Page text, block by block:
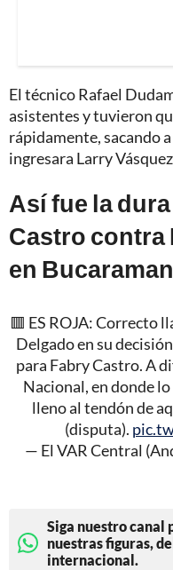
El técnico Rafael
asistentes y tuvieron
rápidamente, sacando
ingresara Larry
Así fue la
Castro contra
en
🟥 ES ROJA: Correcto
Delgado en su
para Fabry Castro. A
Nacional, en donde
lleno al tendón de
(disputa).
— El VAR Central
Siga nuestro canal
nuestras figuras,
internacional.